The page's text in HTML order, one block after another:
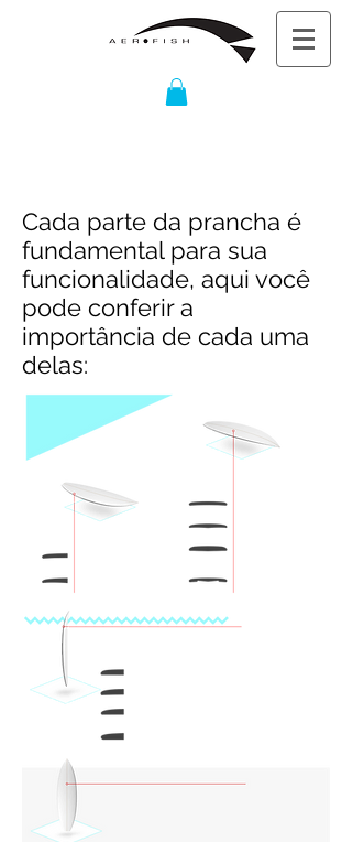
Cada parte da prancha é
fundamental para sua
funcionalidade, aqui você
pode conferir a
importância de cada uma
delas: